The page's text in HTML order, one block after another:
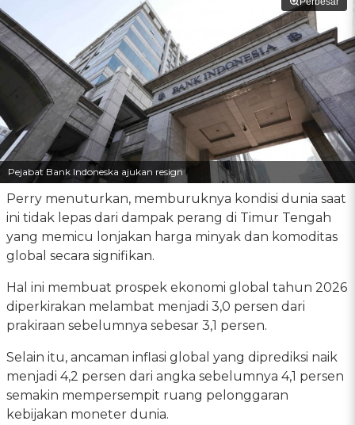
Pejabat Bank Indoneska ajukan resign
Perry menuturkan, memburuknya kondisi dunia saat
ini tidak lepas dari dampak perang di Timur Tengah
yang memicu lonjakan harga minyak dan komoditas
global secara signifikan.
Hal ini membuat prospek ekonomi global tahun 2026
diperkirakan melambat menjadi 3,0 persen dari
prakiraan sebelumnya sebesar 3,1 persen.
Selain itu, ancaman inflasi global yang diprediksi naik
menjadi 4,2 persen dari angka sebelumnya 4,1 persen
semakin mempersempit ruang pelonggaran
kebijakan moneter dunia.